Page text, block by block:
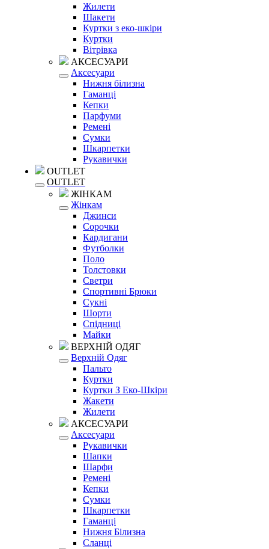
Жилети
Шакети
Куртки з еко-шкіри
Куртки
Вітрівка
АКСЕСУАРИ
Аксесуари
Нижня білизна
Гаманці
Кепки
Парфуми
Ремені
Сумки
Шкарпетки
Рукавички
OUTLET
OUTLET
ЖІНКАМ
Жінкам
Джинси
Сорочки
Кардигани
Футболки
Поло
Толстовки
Светри
Спортивні Брюки
Сукні
Шорти
Спідниці
Майки
ВЕРХНІЙ ОДЯГ
Верхній Одяг
Пальто
Куртки
Куртки З Еко-Шкіри
Жакети
Жилети
АКСЕСУАРИ
Аксесуари
Рукавички
Шапки
Шарфи
Ремені
Кепки
Сумки
Шкарпетки
Гаманці
Нижня Білизна
Сланці